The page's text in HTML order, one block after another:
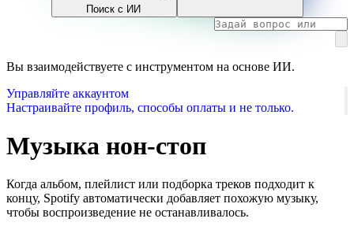
Поиск с ИИ
Вы взаимодействуете с инструментом на основе ИИ.
Управляйте аккаунтом
Настраивайте профиль, способы оплаты и не только.
Музыка нон-стоп
Когда альбом, плейлист или подборка треков подходит к
концу, Spotify автоматически добавляет похожую музыку,
чтобы воспроизведение не останавливалось.